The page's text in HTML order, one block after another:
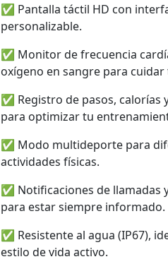
✅ Pantalla táctil HD con
personalizable.
✅ Monitor de frecuencia
oxígeno en sangre para cuidar
✅ Registro de pasos, calorías
para optimizar tu
✅ Modo multideporte para
actividades físicas.
✅ Notificaciones de llamadas
para estar siempre informado.
✅ Resistente al agua (IP67),
estilo de vida activo.